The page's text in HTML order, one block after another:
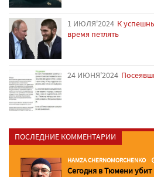
1 ИЮЛЯ'2024 К
время петлять
24 ИЮНЯ'2024
ПОСЛЕДНИЕ КОММЕНТАРИИ
HAMZA CHERNOMORCHENKO
Сегодня в Тюмени